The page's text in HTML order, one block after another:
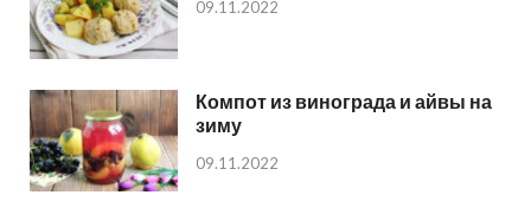
09.11.2022
Компот из винограда и айвы на
зиму
09.11.2022